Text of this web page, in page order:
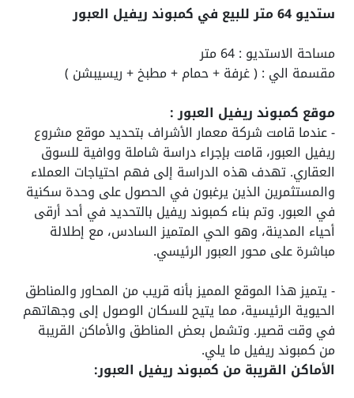
ستديو 64 متر للبيع في كمبوند ريفيل العبور
مساحة الاستديو : 64 متر
مقسمة الي : ( غرفة + حمام + مطبخ + ريسيبشن )
موقع كمبوند ريفيل العبور :
- عندما قامت شركة معمار الأشراف بتحديد موقع مشروع
ريفيل العبور، قامت بإجراء دراسة شاملة ووافية للسوق
العقاري. تهدف هذه الدراسة إلى فهم احتياجات العملاء
والمستثمرين الذين يرغبون في الحصول على وحدة سكنية
في العبور. وتم بناء كمبوند ريفيل بالتحديد في أحد أرقى
أحياء المدينة، وهو الحي المتميز السادس، مع إطلالة
مباشرة على محور العبور الرئيسي.
- يتميز هذا الموقع المميز بأنه قريب من المحاور والمناطق
الحيوية الرئيسية، مما يتيح للسكان الوصول إلى وجهاتهم
في وقت قصير. وتشمل بعض المناطق والأماكن القريبة
من كمبوند ريفيل ما يلي.
الأماكن القريبة من كمبوند ريفيل العبور: